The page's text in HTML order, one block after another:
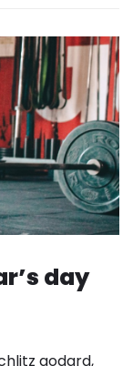
day
godard,